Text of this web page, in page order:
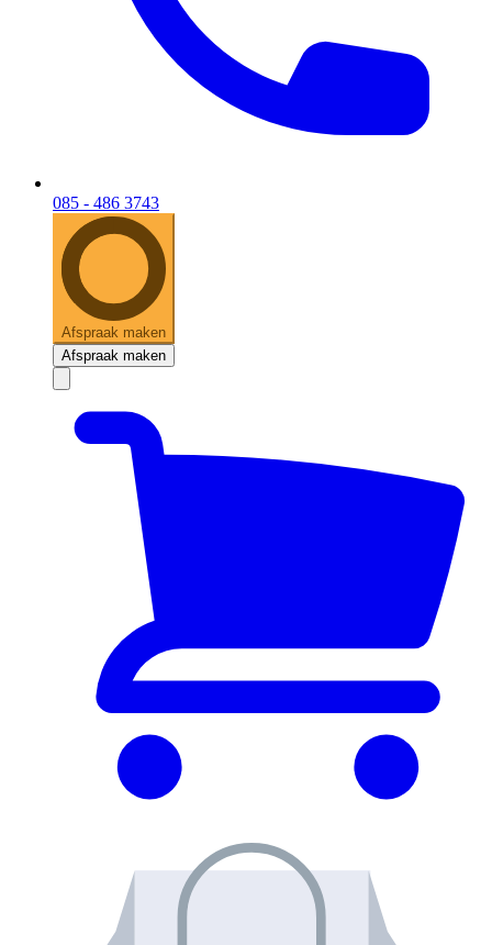
085 - 486 3743
Afspraak maken
Afspraak maken